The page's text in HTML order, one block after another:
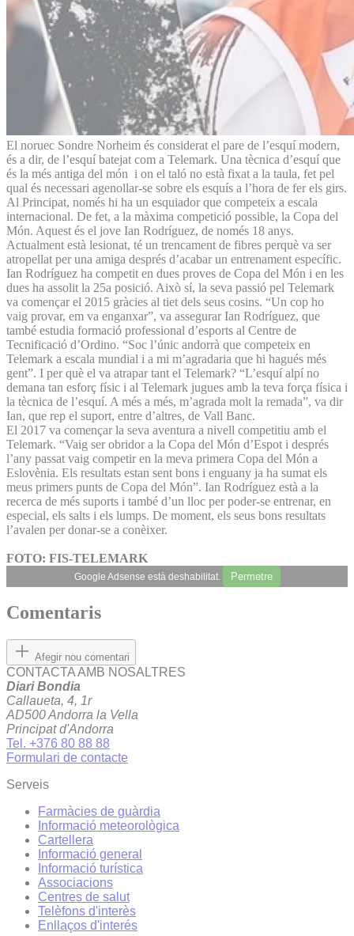
El noruec Sondre Norheim és considerat el pare de l’esquí modern,
és a dir, de l’esquí batejat com a Telemark. Una tècnica d’esquí que
és la més antiga del món i on el taló no està fixat a la taula, fet pel
qual és necessari agenollar-se sobre els esquís a l’hora de fer els girs.
Al Principat, només hi ha un esquiador que competeix a escala
internacional. De fet, a la màxima competició possible, la Copa del
Món. Aquest és el jove Ian Rodríguez, de només 18 anys.
Actualment està lesionat, té un trencament de fibres perquè va ser
atropellat per una amiga després d’acabar un entrenament específic.
Ian Rodríguez ha competit en dues proves de Copa del Món i en les
dues ha assolit la 25a posició. Això sí, la seva passió pel Telemark
va començar el 2015 gràcies al tiet dels seus cosins. “Un cop ho
vaig provar, em va enganxar”, va assegurar Ian Rodríguez, que
també estudia formació professional d’esports al Centre de
Tecnificació d’Ordino. “Soc l’únic andorrà que competeix en
Telemark a escala mundial i a mi m’agradaria que hi hagués més
gent”. I per què el va atrapar tant el Telemark? “L’esquí alpí no
demana tan esforç físic i al Telemark jugues amb la teva força física i
la tècnica de l’esquí. A més a més, m’agrada molt la remada”, va dir
Ian, que rep el suport, entre d’altres, de Vall Banc.
El 2017 va començar la seva aventura a nivell competitiu amb el
Telemark. “Vaig ser obridor a la Copa del Món d’Espot i després
l’any passat vaig competir en la meva primera Copa del Món a
Eslovènia. Els resultats estan sent bons i enguany ja ha sumat els
meus primers punts de Copa del Món”. Ian Rodríguez està a la
recerca de més suports i també d’un lloc per poder-se entrenar, en
especial, els salts i els lumps. De moment, els seus bons resultats
l’avalen per donar-se a conèixer.
FOTO: FIS-TELEMARK
Google Adsense està deshabilitat. Permetre
Comentaris
Afegir nou comentari
CONTACTA AMB NOSALTRES
Diari Bondia
Callaueta, 4, 1r
AD500 Andorra la Vella
Principat d'Andorra
Tel. +376 80 88 88
Formulari de contacte
Serveis
Farmàcies de guàrdia
Informació meteorològica
Cartellera
Informació general
Informació turística
Associacions
Centres de salut
Telèfons d'interès
Enllaços d'interés